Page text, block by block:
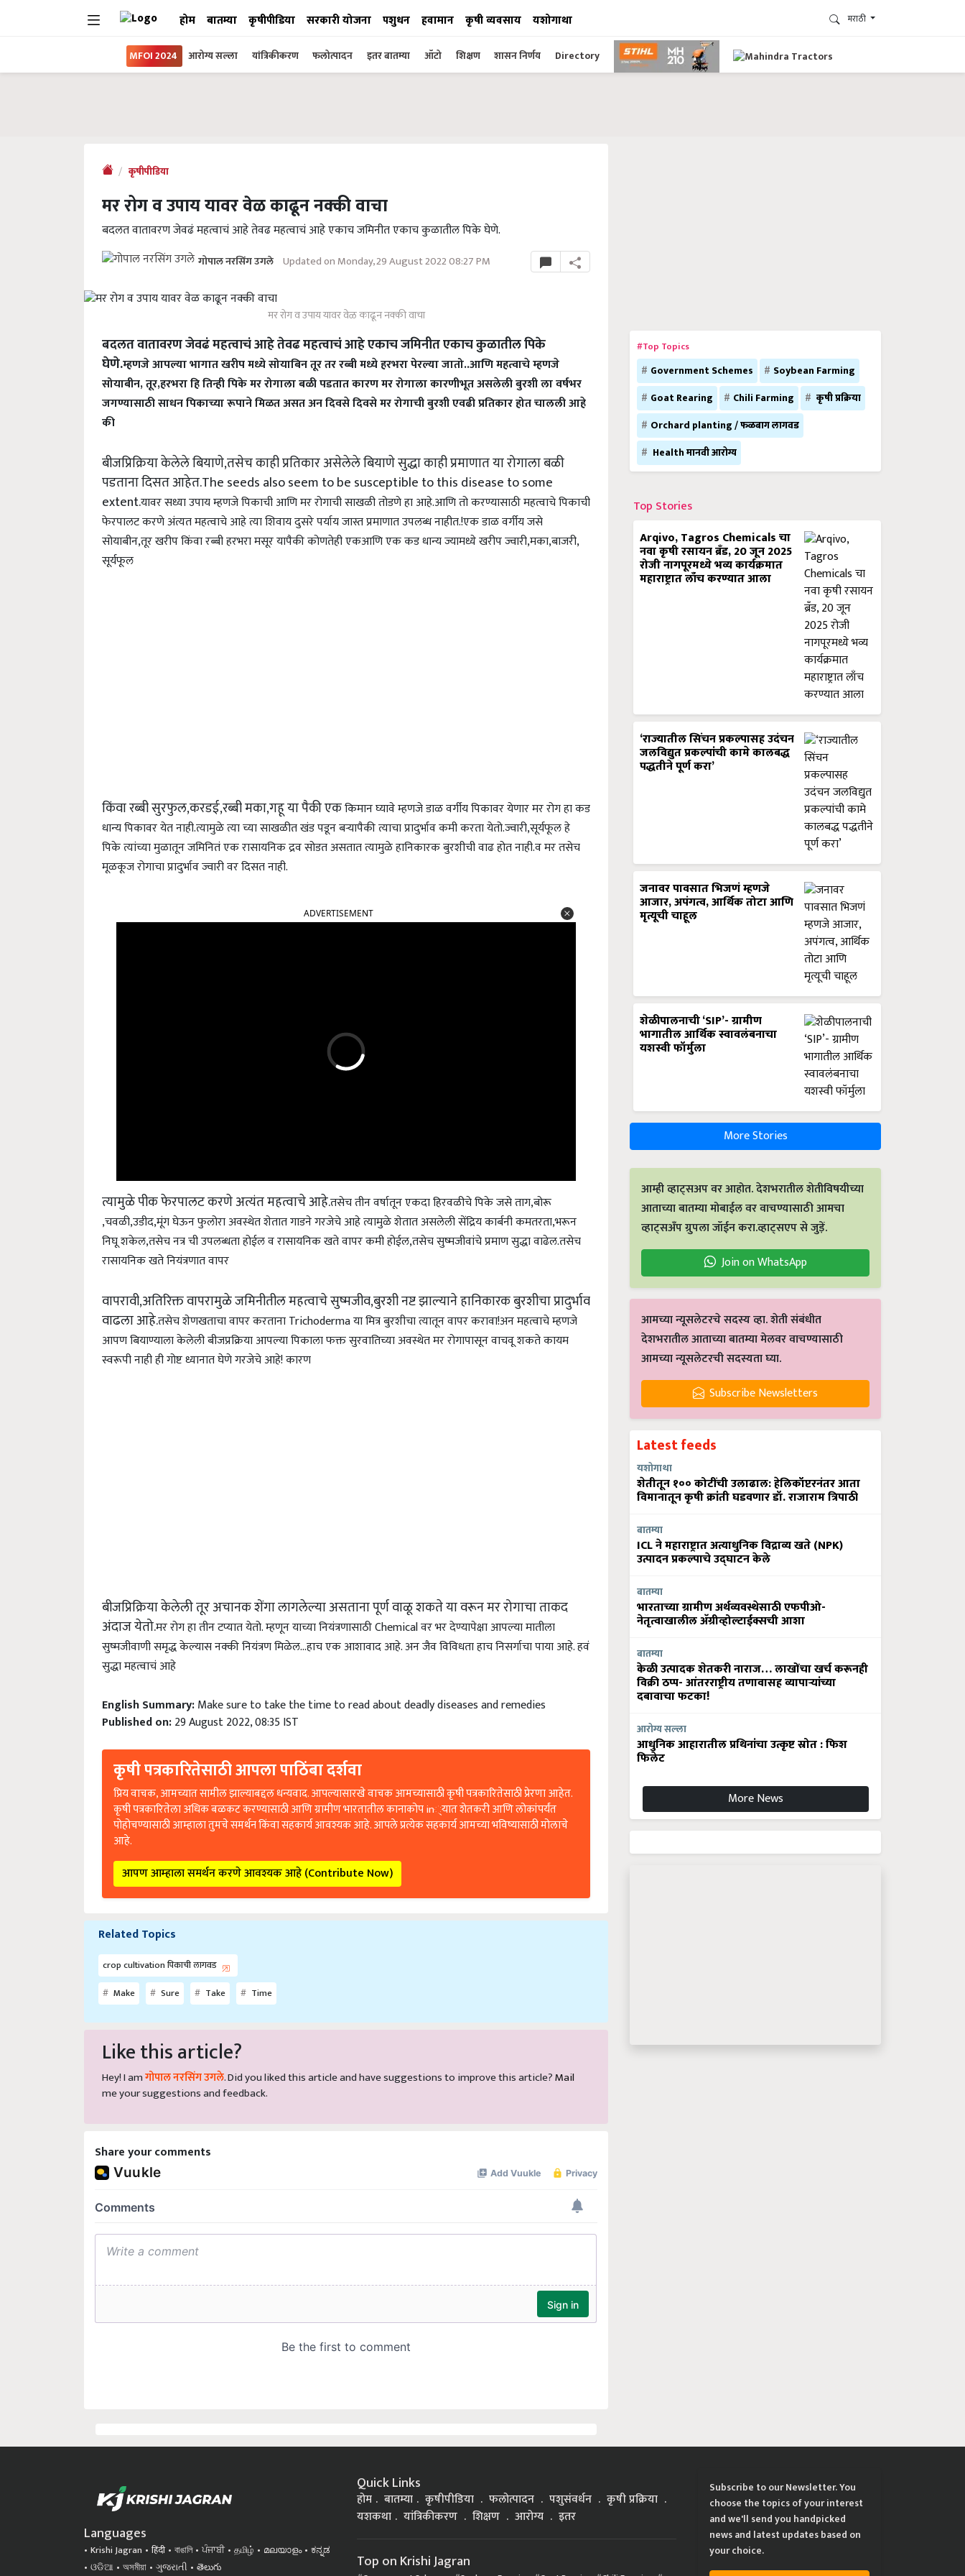
होम बातम्या कृषीपीडिया सरकारी योजना पशुधन हवामान कृषी व्यवसाय यशोगाथा मराठी
MFOI 2024 आरोग्य सल्ला यांत्रिकीकरण फलोत्पादन इतर बातम्या ऑटो शिक्षण शासन निर्णय Directory
कृषीपीडिया
मर रोग व उपाय यावर वेळ काढून नक्की वाचा
बदलत वातावरण जेवढं महत्वाचं आहे तेवढ महत्वाचं आहे एकाच जमिनीत एकाच कुळातील पिके घेणे.
गोपाल नरसिंग उगले Updated on Monday, 29 August 2022 08:27 PM
मर रोग व उपाय यावर वेळ काढून नक्की वाचा
बदलत वातावरण जेवढं महत्वाचं आहे तेवढ महत्वाचं आहे एकाच जमिनीत एकाच कुळातील पिके
घेणे.म्हणजे आपल्या भागात खरीप मध्ये सोयाबिन तूर तररब्बी मध्ये हरभरा पेरल्या जातो..आणि महत्वाचे म्हणजे
सोयाबीन, तूर,हरभरा हि तिन्ही पिके मर रोगाला बळी पडतात कारण मर रोगाला कारणीभूत असलेली बुरशी ला वर्षभर
जगण्यासाठी साधन पिकाच्या रूपाने मिळत असत अन दिवसे दिवसे मर रोगाची बुरशी एवढी प्रतिकार होत चालली आहे
की
बीजप्रिक्रिया केलेले बियाणे,तसेच काही प्रतिकार असेलेले बियाणे सुद्धा काही प्रमाणात या रोगाला बळी
पडताना दिसत आहेत.The seeds also seem to be susceptible to this disease to some
extent.यावर सध्या उपाय म्हणजे पिकाची आणि मर रोगाची साखळी तोडणे हा आहे.आणि तो करण्यासाठी महत्वाचे पिकाची
फेरपालट करणे अंत्यत महत्वाचे आहे त्या शिवाय दुसरे पर्याय जास्त प्रमाणात उपलब्ध नाहीत.!एक डाळ वर्गीय जसे
सोयाबीन,तूर खरीपकिंवा रब्बी हरभरा मसूर यापैकी कोणतेही एकआणि एक कड धान्य ज्यामध्ये खरीप ज्वारी,मका,बाजरी,
सूर्यफूल
किंवा रब्बी सुरफुल,करडई,रब्बी मका,गहू या पैकी एककिमान घ्यावे म्हणजे डाळ वर्गीय पिकावर येणार मर रोग हा कड
धान्य पिकावर येत नाही.त्यामुळे त्या च्या साखळीत खंड पडून बऱ्यापैकी त्याचा प्रादुर्भाव कमी करता येतो.ज्वारी,सूर्यफूल हे
पिके त्यांच्या मुळातून जमिनितं एक रासायनिक द्रव सोडत असतात त्यामुळे हानिकारक बुरशीची वाढ होत नाही.व मर तसेच
मूळकूज रोगाचा प्रादुर्भाव ज्वारी वर दिसत नाही.
त्यामुळे पीक फेरपालट करणे अत्यंत महत्वाचे आहे.तसेच तीन वर्षातून एकदा हिरवळीचे पिके जसे ताग,बोरू
,चवळी,उडीद,मूंग घेऊन फुलोरा अवस्थेत शेतात गाडने गरजेचे आहे त्यामुळे शेतात असलेली सेंद्रिय कार्बनी कमतरता,भरून
निघू शकेल,तसेच नत्र ची उपलब्धता होईल व रासायनिक खते वापर कमी होईल,तसेच सुष्मजीवांचे प्रमाण सुद्धा वाढेल.तसेच
रासायनिक खते नियंत्रणात वापर
वापरावी,अतिरिक्त वापरामुळे जमिनीतील महत्वाचे सुष्मजीव,बुरशी नष्ट झाल्याने हानिकारक बुरशीचा प्रादुर्भाव
वाढला आहे.तसेच शेणखताचा वापर करताना Trichoderma या मित्र बुरशीचा त्यातून वापर करावा!अन महत्वाचे म्हणजे
आपण बियाण्याला केलेली बीजप्रक्रिया आपल्या पिकाला फक्त सुरवातिच्या अवस्थेत मर रोगापासून वाचवू शकते कायम
स्वरूपी नाही ही गोष्ट ध्यानात घेणे गरजेचे आहे! कारण
बीजप्रिक्रिया केलेली तूर अचानक शेंगा लागलेल्या असताना पूर्ण वाळू शकते या वरून मर रोगाचा ताकद
अंदाज येतो.मर रोग हा तीन टप्यात येतो. म्हणून याच्या नियंत्रणासाठी Chemical वर भर देण्यापेक्षा आपल्या मातीला
सुष्मजीवाणी समृद्ध केल्यास नक्की नियंत्रण मिळेल... हाच एक आशावाद आहे. अन जैव विविधता हाच निसर्गाचा पाया आहे. हवं
सुद्धा महत्वाचं आहे
English Summary: Make sure to take the time to read about deadly diseases and remedies
Published on: 29 August 2022, 08:35 IST
कृषी पत्रकारितेसाठी आपला पाठिंबा दर्शवा
प्रिय वाचक, आमच्यात सामील झाल्याबद्दल धन्यवाद. आपल्यासारखे वाचक आमच्यासाठी कृषी पत्रकारितेसाठी प्रेरणा आहेत.
कृषी पत्रकारितेला अधिक बळकट करण्यासाठी आणि ग्रामीण भारतातील कानाकोप in्यात शेतकरी आणि लोकांपर्यंत
पोहोचण्यासाठी आम्हाला तुमचे समर्थन किंवा सहकार्य आवश्यक आहे. आपले प्रत्येक सहकार्य आमच्या भविष्यासाठी मोलाचे
आहे.
आपण आम्हाला समर्थन करणे आवश्यक आहे (Contribute Now)
Related Topics
crop cultivation पिकाची लागवड
Make
Sure Take Time
Like this article?
Hey! I am गोपाल नरसिंग उगले . Did you liked this article and have suggestions to improve this article? Mail
me your suggestions and feedback.
Share your comments
#Top Topics
Government Schemes
Soybean Farming
Goat Rearing
Chili Farming
कृषी प्रक्रिया
Orchard planting / फळबाग लागवड
Health मानवी आरोग्य
Top Stories
Arqivo, Tagros Chemicals चा
नवा कृषी रसायन ब्रँड, 20 जून 2025
रोजी नागपूरमध्ये भव्य कार्यक्रमात
महाराष्ट्रात लाँच करण्यात आला
‘राज्यातील सिंचन प्रकल्पासह उदंचन
जलविद्युत प्रकल्पांची कामे कालबद्ध
पद्धतीने पूर्ण करा’
जनावर पावसात भिजणं म्हणजे
आजार, अपंगत्व, आर्थिक तोटा आणि
मृत्यूची चाहूल
शेळीपालनाची ‘SIP’- ग्रामीण
भागातील आर्थिक स्वावलंबनाचा
यशस्वी फॉर्मुला
More Stories
आम्ही व्हाट्सअप वर आहोत. देशभरातील शेतीविषयीच्या
आताच्या बातम्या मोबाईल वर वाचण्यासाठी आमचा
व्हाट्सअँप ग्रुपला जॉईन करा.व्हाट्सएप से जुड़ें.
Join on WhatsApp
आमच्या न्यूसलेटरचे सदस्य व्हा. शेती संबंधीत
देशभरातील आताच्या बातम्या मेलवर वाचण्यासाठी
आमच्या न्यूसलेटरची सदस्यता घ्या.
Subscribe Newsletters
Latest feeds
यशोगाथा
शेतीतून १०० कोटींची उलाढाल: हेलिकॉप्टरनंतर आता
विमानातून कृषी क्रांती घडवणार डॉ. राजाराम त्रिपाठी
बातम्या
ICL ने महाराष्ट्रात अत्याधुनिक विद्राव्य खते (NPK)
उत्पादन प्रकल्पाचे उद्घाटन केले
बातम्या
भारताच्या ग्रामीण अर्थव्यवस्थेसाठी एफपीओ-
नेतृत्वाखालील अ‍ॅग्रीव्होल्टाईक्सची आशा
बातम्या
केळी उत्पादक शेतकरी नाराज… लाखोंचा खर्च करूनही
विक्री ठप्प- आंतरराष्ट्रीय तणावासह व्यापाऱ्यांच्या
दबावाचा फटका!
आरोग्य सल्ला
आधुनिक आहारातील प्रथिनांचा उत्कृष्ट स्रोत : फिश
फिलेट
More News
Languages
Krishi Jagran हिंदी বাঙালি ਪੰਜਾਬੀ தமிழ் മലയാളം
ಕನ್ನಡ
ଓଡିଆ
অসমীয়া ગુજરાતી తెలుగు
Quick Links
होम बातम्या कृषीपीडिया फलोत्पादन पशुसंवर्धन
कृषी प्रक्रिया
यशकथा
यांत्रिकीकरण शिक्षण आरोग्य इतर
Top on Krishi Jagran
Government Schemes Soybean Farming Goat Rearing Chili Farming
Subscribe to our Newsletter. You
choose the topics of your interest
and we'll send you handpicked
news and latest updates based on
your choice.